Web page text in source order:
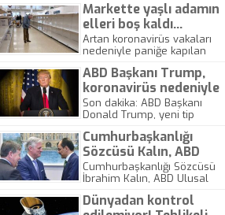
gelen tavsiyeyle, 1450
solunum cihazı için Yaron
Oren-Pines isimli mühendise
69 milyon dolar ödedi. Ancak
cihazlar bir türlü teslim
edilmedi. Yapılan
araştırmada, Oren-Pines'in ve
şirketinin tıbbi cihaz üretimi
konusunda hiçbir tecrübesi
olmadığı ortaya çıktı.
Markette yaşlı adamın
elleri boş kaldı…
Artan koronavirüs vakaları
nedeniyle paniğe kapılan
rafları boşalttı. Sosyal
medyada paylaşılan bir
fotoğraf ise virüs nedeniyle
paniğe kapılmamanın ne
kadar önemli olduğunu
gösterdi. İngiltere'de bir
markette çekilen fotoğrafta,
yaşlı bir adamın elinde
alışveriş listesiyle boş rafların
ortasında kala kaldığı
görülüyor.
ABD Başkanı Trump,
koronavirüs nedeniyle
“ulusal acil durum” ilan
etti
Son dakika: ABD Başkanı
Donald Trump, yeni tip
genelinde "ulusal acil durum"
ilan etti. Bu çerçevede 50
milyar dolarlık yeni bir bütçe
devreye sokulacak.
Cumhurbaşkanlığı
Sözcüsü Kalın, ABD
Güvenlik Danışmanı ile
görüştü
Cumhurbaşkanlığı Sözcüsü
İbrahim Kalın, ABD Ulusal
O'Brien ile telefonla görüştü.
Dünyadan kontrol